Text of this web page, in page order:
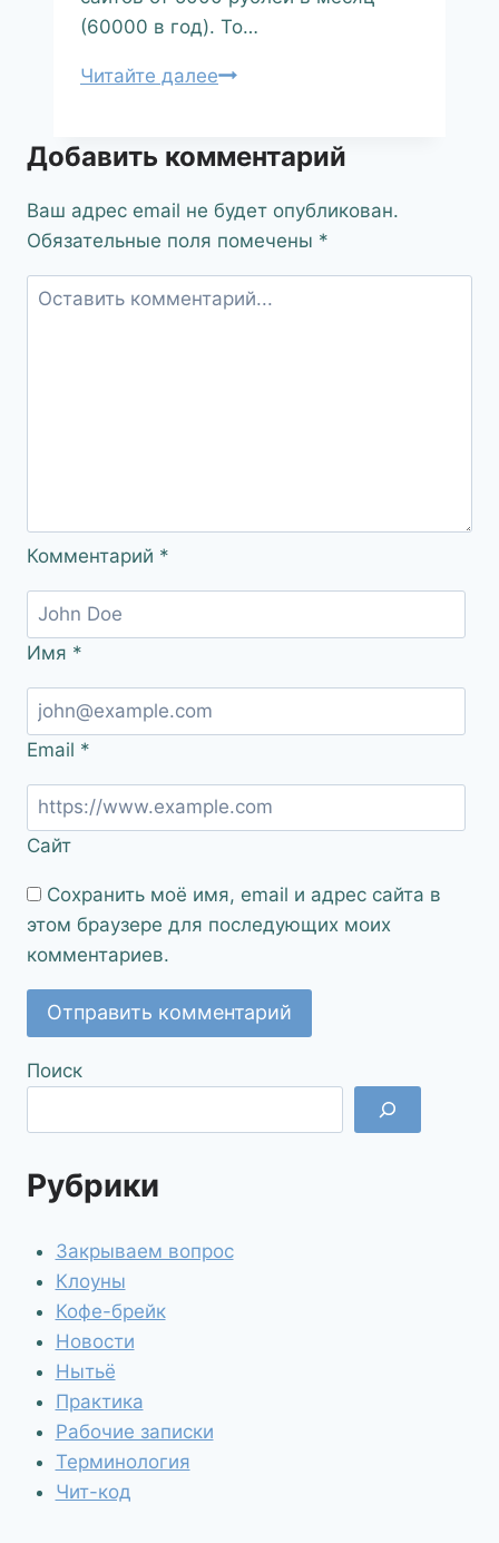
(60000 в год). То…
Читайте далее
Добавить комментарий
Ваш адрес email не будет опубликован.
Обязательные поля помечены *
Комментарий *
Имя *
Email *
Сайт
Сохранить моё имя, email и адрес сайта в
этом браузере для последующих моих
комментариев.
Поиск
Рубрики
Закрываем вопрос
Клоуны
Кофе-брейк
Новости
Нытьё
Практика
Рабочие записки
Терминология
Чит-код